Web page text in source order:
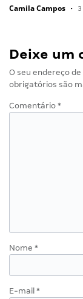
Camila Campos •
Deixe um
O seu endereço
obrigatórios são
Comentário *
Nome *
E-mail *